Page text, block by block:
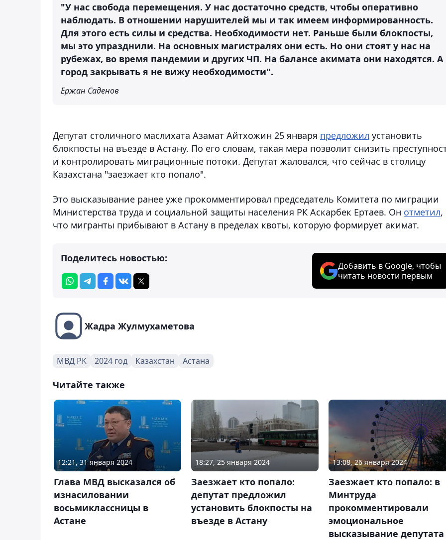
"У нас свобода перемещения. У нас достаточно средств, чтобы оперативно
наблюдать. В отношении нарушителей мы и так имеем информированность.
Для этого есть силы и средства. Необходимости нет. Раньше были блокпосты,
мы это упразднили. На основных магистралях они есть. Но они стоят у нас на
рубежах, во время пандемии и других ЧП. На балансе акимата они находятся. А
город закрывать я не вижу необходимости".
Ержан Саденов
Депутат столичного маслихата Азамат Айтхожин 25 января предложил установить
блокпосты на въезде в Астану. По его словам, такая мера позволит снизить
и контролировать миграционные потоки. Депутат жаловался, что сейчас в столицу
Казахстана "заезжает кто попало".
Это высказывание ранее уже прокомментировал председатель Комитета по миграции
Министерства труда и социальной защиты населения РК Аскарбек Ертаев. Он отметил,
что мигранты прибывают в Астану в пределах квоты, которую формирует акимат.
Поделитесь новостью:
Добавить в Google, чтобы
читать новости первым
Жадра Жулмухаметова
МВД РК 2024 год Казахстан Астана
Читайте также
12:21, 31 января 2024
Глава МВД высказался об
изнасиловании
восьмиклассницы в
Астане
18:27, 25 января 2024
Заезжает кто попало:
депутат предложил
установить блокпосты на
въезде в Астану
13:08, 26 января 2024
Заезжает кто попало: в
Минтруда
прокомментировали
эмоциональное
высказывание депутата